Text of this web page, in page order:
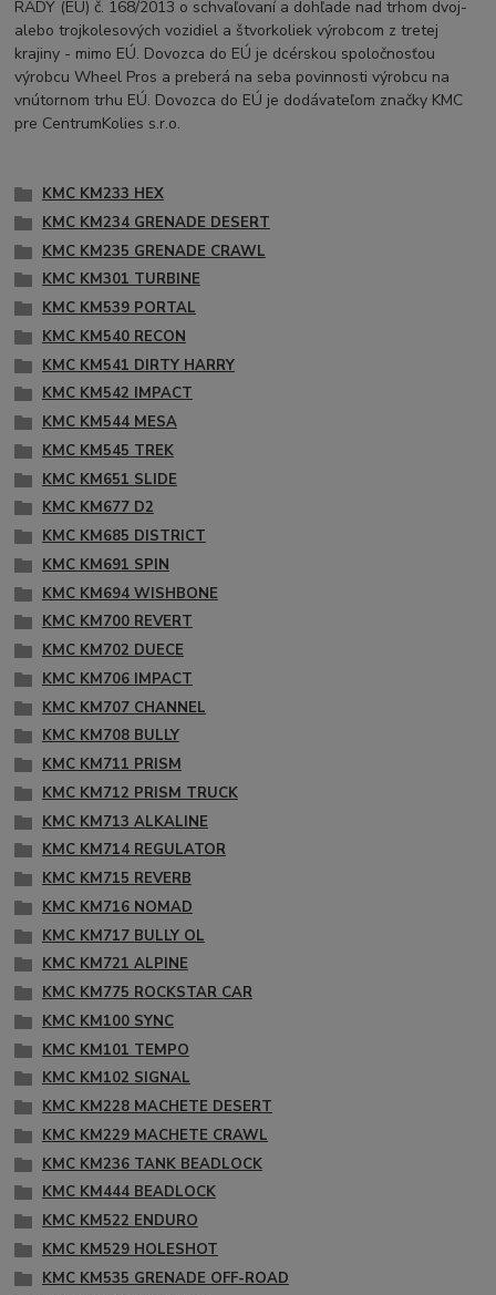
RADY (EÚ) č. 168/2013 o schvaľovaní a dohľade nad trhom dvoj-
alebo trojkolesových vozidiel a štvorkoliek výrobcom z tretej
krajiny - mimo EÚ. Dovozca do EÚ je dcérskou spoločnosťou
výrobcu Wheel Pros a preberá na seba povinnosti výrobcu na
vnútornom trhu EÚ. Dovozca do EÚ je dodávateľom značky KMC
pre CentrumKolies s.r.o.
KMC KM233 HEX
KMC KM234 GRENADE DESERT
KMC KM235 GRENADE CRAWL
KMC KM301 TURBINE
KMC KM539 PORTAL
KMC KM540 RECON
KMC KM541 DIRTY HARRY
KMC KM542 IMPACT
KMC KM544 MESA
KMC KM545 TREK
KMC KM651 SLIDE
KMC KM677 D2
KMC KM685 DISTRICT
KMC KM691 SPIN
KMC KM694 WISHBONE
KMC KM700 REVERT
KMC KM702 DUECE
KMC KM706 IMPACT
KMC KM707 CHANNEL
KMC KM708 BULLY
KMC KM711 PRISM
KMC KM712 PRISM TRUCK
KMC KM713 ALKALINE
KMC KM714 REGULATOR
KMC KM715 REVERB
KMC KM716 NOMAD
KMC KM717 BULLY OL
KMC KM721 ALPINE
KMC KM775 ROCKSTAR CAR
KMC KM100 SYNC
KMC KM101 TEMPO
KMC KM102 SIGNAL
KMC KM228 MACHETE DESERT
KMC KM229 MACHETE CRAWL
KMC KM236 TANK BEADLOCK
KMC KM444 BEADLOCK
KMC KM522 ENDURO
KMC KM529 HOLESHOT
KMC KM535 GRENADE OFF-ROAD